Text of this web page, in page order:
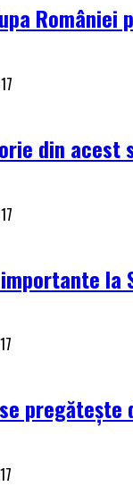
României
din acest
la
pregătește